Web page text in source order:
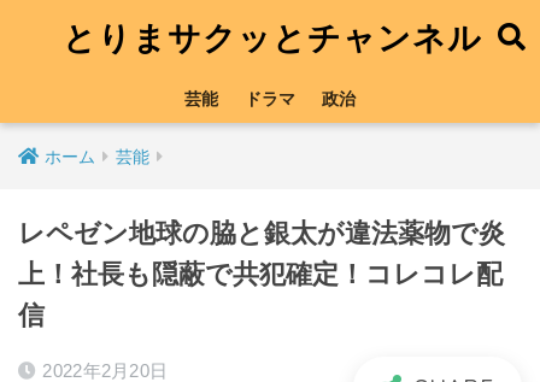
とりまサクッとチャンネル
芸能 ドラマ 政治
ホーム 芸能
レペゼン地球の脇と銀太が違法薬物で炎
上！社長も隠蔽で共犯確定！コレコレ配
信
2022年2月20日